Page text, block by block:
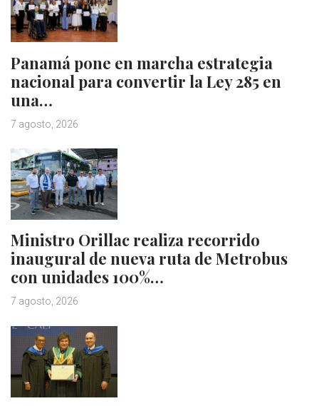
Panamá pone en marcha estrategia
nacional para convertir la Ley 285 en
una…
7 agosto, 2026
Ministro Orillac realiza recorrido
inaugural de nueva ruta de Metrobus
con unidades 100%…
7 agosto, 2026